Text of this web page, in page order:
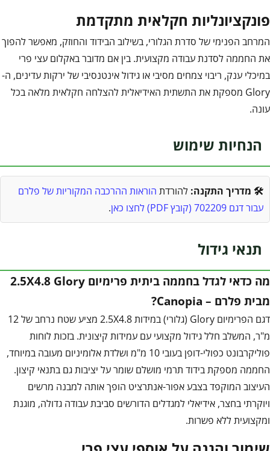
פונקציונליות חקלאית מתקדמת
המרחב הפנימי של סדרת הגלורי, בשילוב הבידוד והחוזק, מאפשר להפוך
את החממה לסדנת עבודה מקצועית. בין אם מדובר באקלום עצי פרי
במיכלי ענק, ריבוי צמחים מסיבי או גידול אינטנסיבי של ירקות עדינים, ה-
Glory מספקת את התשתית האידיאלית להצלחה חקלאית מלאה בכל
עונה.
הנחיות שימוש
🛠️ מדריך התקנה: להורדת הוראות ההרכבה המקוריות של פלרם
עבור דגם 702209 (קובץ PDF) לחצו כאן
.
תנאי גידול
מה כדאי לגדל בחממה ביתית פרימיום 2.5X4.8 Glory
מבית פלרם – Canopia?
דגם הפרימיום Glory (גלורי) במידות 2.5X4.8 מציע שטח נרחב של 12
מ"ר, המשלב חלל גידול מקצועי עם עמידות קיצונית. בזכות לוחות
פוליקרבונט כפולי-דופן בעובי 10 מ"מ ושלדת אלומיניום מעובה במיוחד,
החממה מספקת בידוד תרמי מושלם שומר על יציבות גם בתנאי קיצון.
העיצוב המוקפד בצבע אפור-אנתרציט הופך אותה למבנה מרשים
ויוקרתי בחצר, אידיאלי למגדלים הדורשים סביבת עבודה גדולה, מוגנת
ומקצועית ללא פשרות.